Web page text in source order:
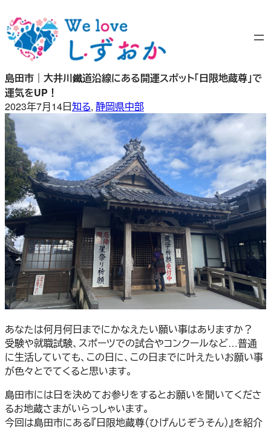
容
を
ッ
プ
島田市｜大井川鐵道沿線にある開運スポット「日限地蔵尊」で
運気をUP！
2023年7月14日知る, 静岡県中部
あなたは何月何日までにかなえたい願い事はありますか？
受験や就職試験、スポーツでの試合やコンクールなど…普通
に生活していても、この日に、この日までに叶えたいお願い事
が色々とでてくると思います。
島田市には日を決めてお参りをするとお願いを聞いてくださ
るお地蔵さまがいらっしゃいます。
今回は島田市にある『日限地蔵尊（ひげんじぞうそん）』を紹介